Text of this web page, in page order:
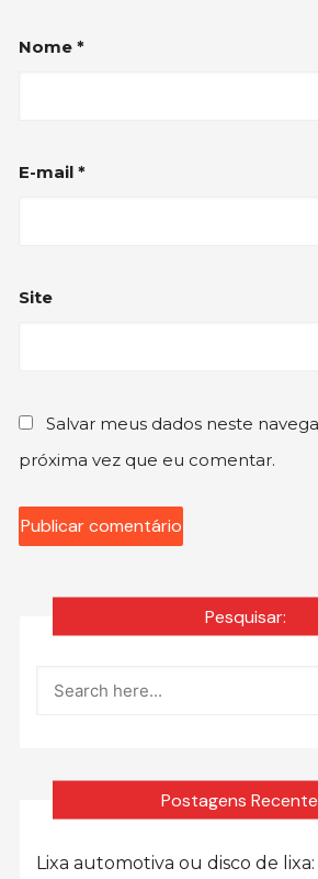
Nome*
E-mail*
Site
Salvar meus dados neste
próxima vez que eu comentar.
Pesquisar:
Postagens
Lixa automotiva ou disco de